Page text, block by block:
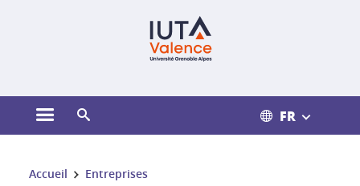
Ouvrir le menu principal FR
Vous êtes ici :
Accueil Entreprises